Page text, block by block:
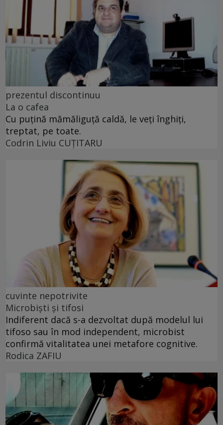
prezentul discontinuu
La o cafea
Cu puţină mămăliguţă caldă, le veţi înghiţi,
treptat, pe toate.
Codrin Liviu CUŢITARU
cuvinte nepotrivite
Microbiști și tifosi
Indiferent dacă s-a dezvoltat după modelul lui
tifoso sau în mod independent, microbist
confirmă vitalitatea unei metafore cognitive.
Rodica ZAFIU